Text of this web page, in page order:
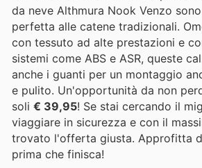
da neve Althmura Nook Venzo
perfetta alle catene tradizionali.
con tessuto ad alte prestazioni e
sistemi come ABS e ASR, queste
anche i guanti per un montaggio
e pulito. Un'opportunità da non
soli € 39,95! Se stai cercando il
viaggiare in sicurezza e con il
trovato l'offerta giusta. Approfitta
prima che finisca!